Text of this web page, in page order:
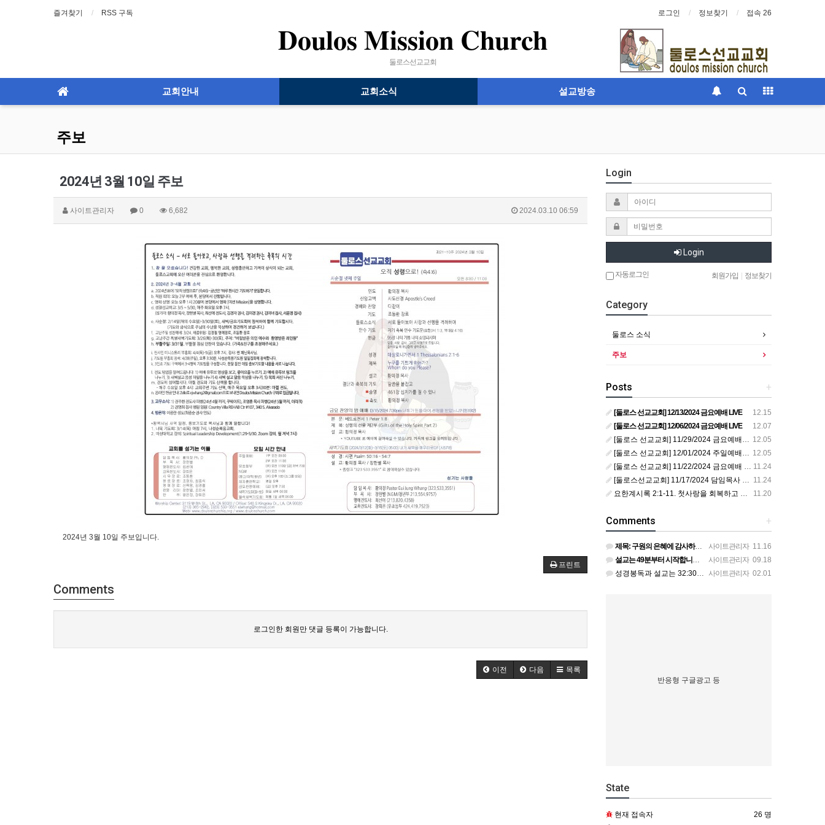
즐겨찾기 RSS 구독 로그인 정보찾기 접속 26
Doulos Mission Church
둘로스선교교회
교회안내 교회소식 설교방송
주보
2024년 3월 10일 주보
사이트관리자 0 6,682 2024.03.10 06:59
2024년 3월 10일 주보입니다.
프린트
Comments
로그인한 회원만 댓글 등록이 가능합니다.
이전 다음 목록
Login
Login
자동로그인 회원가입 정보찾기
Category
둘로스 소식
주보
+
Posts
12.15
[둘로스 선교교회] 12/13/2024 금요예배 LIVE
12.07
[둘로스 선교교회] 12/06/2024 금요예배 LIVE
12.05
[둘로스 선교교회] 11/29/2024 금요예배 LIVE
12.05
[둘로스 선교교회] 12/01/2024 주일예배 LIVE
11.24
[둘로스 선교교회] 11/22/2024 금요예배 LIVE
11.24
[둘로스선교교회] 11/17/2024 담임목사 취임예배 LIVE
11.20
요한계시록 2:1-11. 첫사랑을 회복하고 죽도록 충성하라!
+
Comments
사이트관리자 11.16
제목: 구원의 은혜에 감사하라! 본문: 로마서 10:9-15. 설교자: 황의정 목사 추수감사절에 감사를 묵상…
사이트관리자 09.18
설교는 49분부터 시작합니다. 믿음의 형제가 죄에 빠질 때 어떻게 도와줄 것인지를 가르칩니다. 형제가 실족하…
사이트관리자 02.01
성경봉독과 설교는 32:30에 시작됩니다.
반응형 구글광고 등
State
현재 접속자
26 명